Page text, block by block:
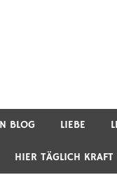
BLOG LIEBE
HIER TÄGLICH KRAFT